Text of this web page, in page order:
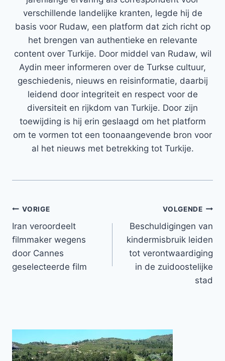
verschillende landelijke kranten, legde hij de
basis voor Rudaw, een platform dat zich richt op
het brengen van authentieke en relevante
content over Turkije. Door middel van Rudaw, wil
Aydin meer informeren over de Turkse cultuur,
geschiedenis, nieuws en reisinformatie, daarbij
leidend door integriteit en respect voor de
diversiteit en rijkdom van Turkije. Door zijn
toewijding is hij erin geslaagd om het platform
om te vormen tot een toonaangevende bron voor
al het nieuws met betrekking tot Turkije.
Bericht
navigatie
VORIGE
Iran veroordeelt
filmmaker wegens
door Cannes
geselecteerde film
VOLGENDE
Beschuldigingen van
kindermisbruik leiden
tot verontwaardiging
in de zuidoostelijke
stad